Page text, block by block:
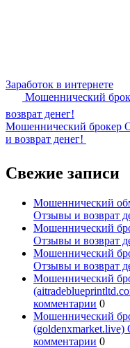
Заработок в интернете
Мошеннический
возврат денег!
Мошеннический брокер
и возврат денег!
Свежие записи
Мошеннический
Отзывы и возврат
Мошеннический
Отзывы и возврат
Мошеннический
Отзывы и возврат
Мошеннический
комментарии 0
Мошеннический
(goldenxmarket.live)
комментарии 0